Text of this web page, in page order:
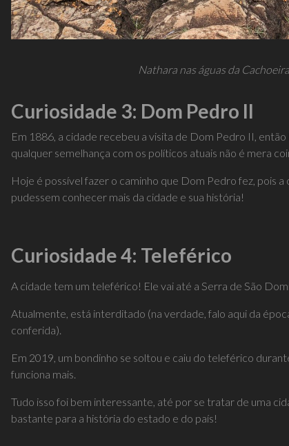
Nathara nas águas da
Curiosidade 3: Dom Pedro II
Em 1886, a cidade recebeu a visita de Dom Pedro II,
qualquer semelhança com os políticos atuais não é mera
Hoje é possível fazer o caminho que Dom Pedro fez, pois
pudessem conhecer mais da cidade e sua história!
Curiosidade 4: Teleférico
A cidade tem um teleférico! Ele vai até a Serra de São
Atualmente, está interditado (na verdade, falo aqui da
conferida).
Em 2019, um bondinho se soltou e caiu do teleférico
funciona mais.
Tudo isso foi bem interessante, até por se tratar de uma
bastante para a história do estado e do país!